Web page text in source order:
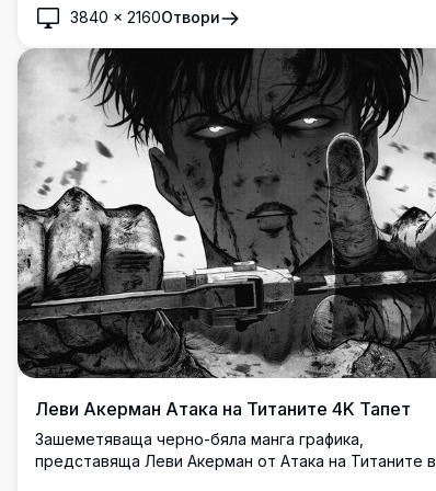
3840 × 2160Отвори
Леви Акерман Атака на Титаните 4K Тапет
Зашеметяваща черно-бяла манга графика,
представяща Леви Акерман от Атака на Титаните в